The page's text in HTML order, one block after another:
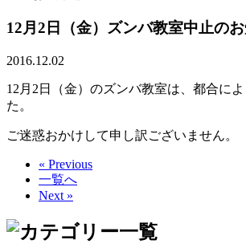
12月2日（金）ズンバ教室中止の
2016.12.02
12月2日（金）のズンバ教室は、都合に
た。
ご迷惑おかけして申し訳ございません。
« Previous
一覧へ
Next »